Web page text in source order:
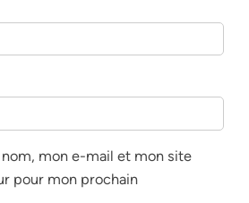
mon e-mail et mon site
pour mon prochain